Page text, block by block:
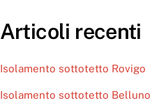
Articoli recenti
Isolamento sottotetto Rovigo
Isolamento sottotetto Belluno